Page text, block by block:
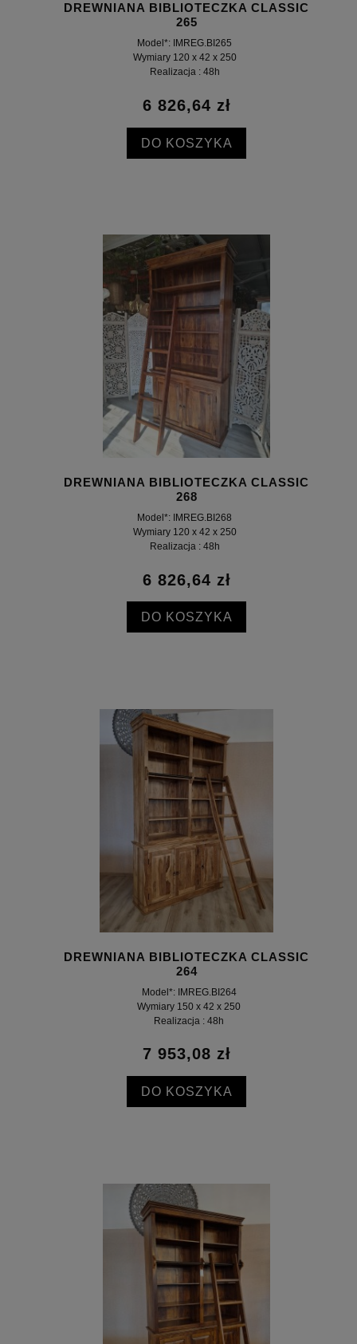
DREWNIANA BIBLIOTECZKA CLASSIC
265
Model*: IMREG.BI265
Wymiary 120 x 42 x 250
Realizacja : 48h
6 826,64 zł
DO KOSZYKA
DREWNIANA BIBLIOTECZKA CLASSIC
268
Model*: IMREG.BI268
Wymiary 120 x 42 x 250
Realizacja : 48h
6 826,64 zł
DO KOSZYKA
DREWNIANA BIBLIOTECZKA CLASSIC
264
Model*: IMREG.BI264
Wymiary 150 x 42 x 250
Realizacja : 48h
7 953,08 zł
DO KOSZYKA